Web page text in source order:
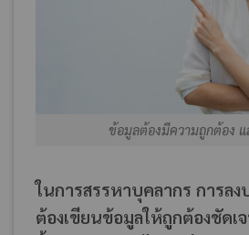
ข้อมูลต้องมีความถูกต้อง แ
ในการสรรหาบุคลากร การล
ต้องเขียนข้อมูลให้ถูกต้องชัดเ